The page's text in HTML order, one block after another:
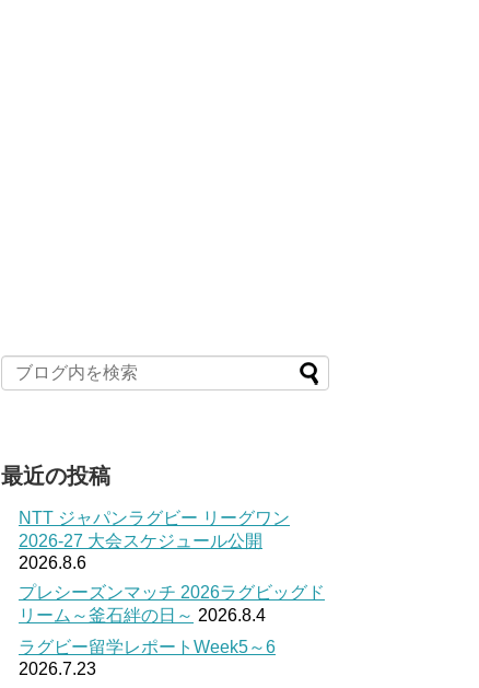
最近の投稿
NTT ジャパンラグビー リーグワン
2026-27 大会スケジュール公開
2026.8.6
プレシーズンマッチ 2026ラグビッグド
リーム～釜石絆の日～ 2026.8.4
ラグビー留学レポートWeek5～6
2026.7.23